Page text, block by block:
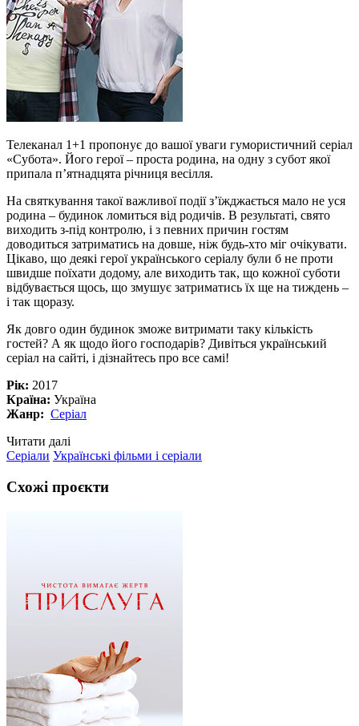
Телеканал 1+1 пропонує до вашої уваги гумористичний серіал
«Субота». Його герої – проста родина, на одну з субот якої
припала п’ятнадцята річниця весілля.
На святкування такої важливої події з’їжджається мало не уся
родина – будинок ломиться від родичів. В результаті, свято
виходить з-під контролю, і з певних причин гостям
доводиться затриматись на довше, ніж будь-хто міг очікувати.
Цікаво, що деякі герої українського серіалу були б не проти
швидше поїхати додому, але виходить так, що кожної суботи
відбувається щось, що змушує затриматись їх ще на тиждень –
і так щоразу.
Як довго один будинок зможе витримати таку кількість
гостей? А як щодо його господарів? Дивіться український
серіал на сайті, і дізнайтесь про все самі!
Рік: 2017
Країна: Україна
Жанр: Серіал
Читати далі
Серіали Українські фільми і серіали
Схожі проєкти